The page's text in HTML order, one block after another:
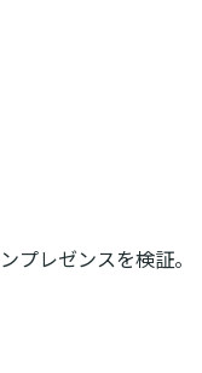
プレゼンスを検証。